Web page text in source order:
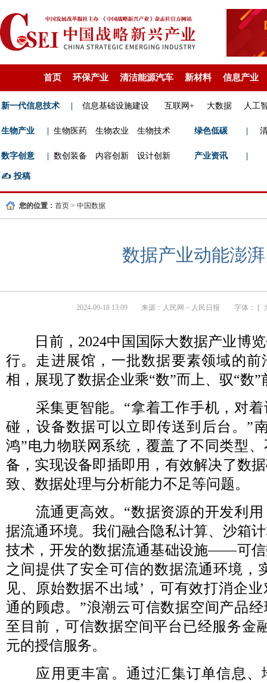
首页 环保产业 清洁能源汽车 新材料 信息产业
新一代信息技术 信息基础设施建设 互联网+ 大数据 人工
生物产业 生物医药 生物农业 生物技术 绿色低碳
数字创意 数创装备 内容创新 设计创新 产业资讯
✍️ 投稿
您的位置： 首页 > 中国数据
数据产业动能澎湃
2024-09-18 13:09 来源： 人民网－人民日报 字体： [
日前，2024中国国际大数据产业博览
行。走进展馆，一批数据要素领域的前
相，展现了数据企业乘“数”而上、驭“数
采集更智能。“拿着工作手机，对着
碰，设备数据可以立即传送到后台。”
鸿”电力物联网系统，覆盖了不同类型
备，实现设备即插即用，有效解决了数
致、数据处理与分析能力不足等问题。
流通更高效。“数据资源的开发利用
据流通环境。我们融合隐私计算、沙箱
技术，开发的数据流通基础设施——可
之间提供了安全可信的数据流通环境，
见、原始数据不出域’，可有效打消企
通的顾虑。”浪潮云可信数据空间产品
至目前，可信数据空间平台已经服务金
元的授信服务。
应用更丰富。通过汇集订单信息、